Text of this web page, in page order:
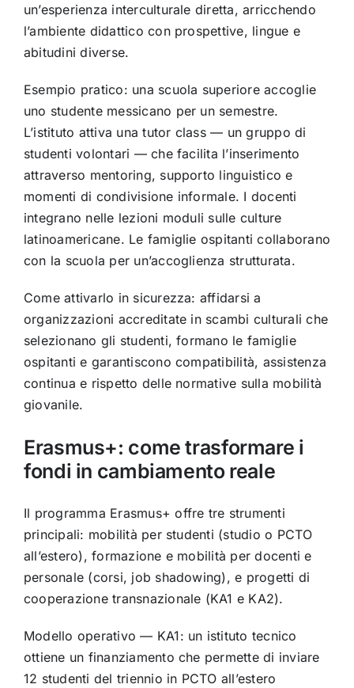
un’esperienza interculturale diretta, arricchendo
l’ambiente didattico con prospettive, lingue e
abitudini diverse.
Esempio pratico: una scuola superiore accoglie
uno studente messicano per un semestre.
L’istituto attiva una tutor class — un gruppo di
studenti volontari — che facilita l’inserimento
attraverso mentoring, supporto linguistico e
momenti di condivisione informale. I docenti
integrano nelle lezioni moduli sulle culture
latinoamericane. Le famiglie ospitanti collaborano
con la scuola per un’accoglienza strutturata.
Come attivarlo in sicurezza: affidarsi a
organizzazioni accreditate in scambi culturali che
selezionano gli studenti, formano le famiglie
ospitanti e garantiscono compatibilità, assistenza
continua e rispetto delle normative sulla mobilità
giovanile.
Erasmus+: come trasformare i
fondi in cambiamento reale
Il programma Erasmus+ offre tre strumenti
principali: mobilità per studenti (studio o PCTO
all’estero), formazione e mobilità per docenti e
personale (corsi, job shadowing), e progetti di
cooperazione transnazionale (KA1 e KA2).
Modello operativo — KA1: un istituto tecnico
ottiene un finanziamento che permette di inviare
12 studenti del triennio in PCTO all’estero